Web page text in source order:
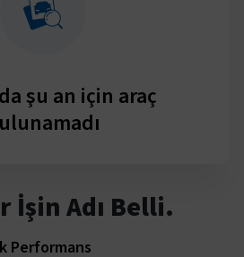
şu an için araç
İşin Adı Belli.
Performans